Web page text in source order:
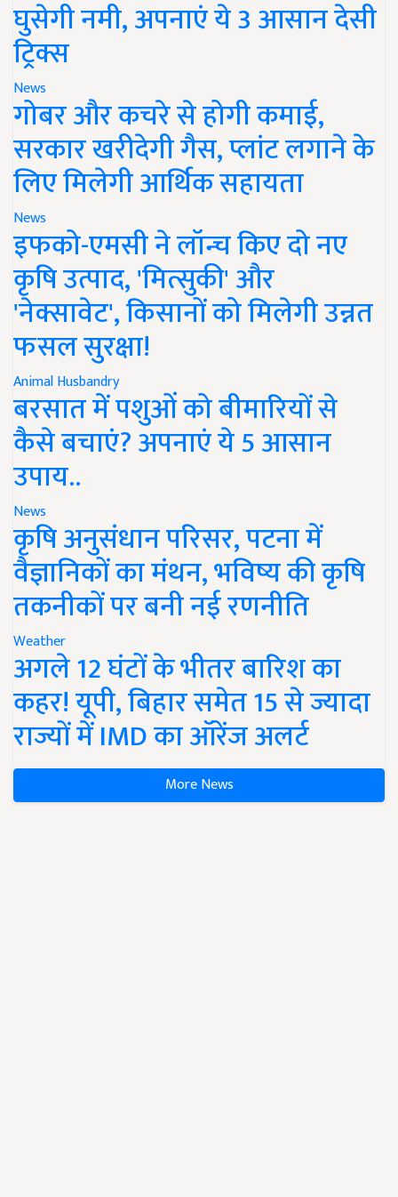
घुसेगी नमी, अपनाएं ये 3 आसान देसी
ट्रिक्स
News
गोबर और कचरे से होगी कमाई,
सरकार खरीदेगी गैस, प्लांट लगाने के
लिए मिलेगी आर्थिक सहायता
News
इफको-एमसी ने लॉन्च किए दो नए
कृषि उत्पाद, 'मित्सुकी' और
'नेक्सावेट', किसानों को मिलेगी उन्नत
फसल सुरक्षा!
Animal Husbandry
बरसात में पशुओं को बीमारियों से
कैसे बचाएं? अपनाएं ये 5 आसान
उपाय..
News
कृषि अनुसंधान परिसर, पटना में
वैज्ञानिकों का मंथन, भविष्य की कृषि
तकनीकों पर बनी नई रणनीति
Weather
अगले 12 घंटों के भीतर बारिश का
कहर! यूपी, बिहार समेत 15 से ज्यादा
राज्यों में IMD का ऑरेंज अलर्ट
More News